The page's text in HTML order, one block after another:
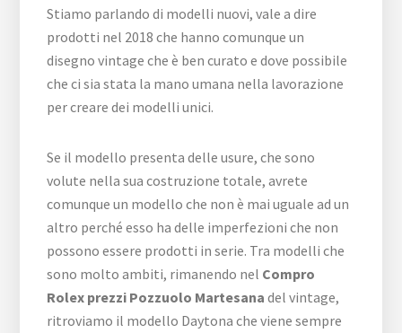
Stiamo parlando di modelli nuovi, vale a dire
prodotti nel 2018 che hanno comunque un
disegno vintage che è ben curato e dove possibile
che ci sia stata la mano umana nella lavorazione
per creare dei modelli unici.
Se il modello presenta delle usure, che sono
volute nella sua costruzione totale, avrete
comunque un modello che non è mai uguale ad un
altro perché esso ha delle imperfezioni che non
possono essere prodotti in serie. Tra modelli che
sono molto ambiti, rimanendo nel Compro
Rolex prezzi Pozzuolo Martesana del vintage,
ritroviamo il modello Daytona che viene sempre